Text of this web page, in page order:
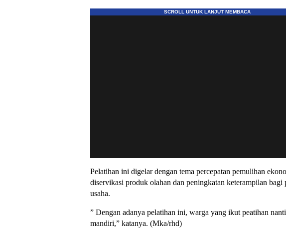
Pelatihan ini digelar dengan tema percepatan pemulihan
diservikasi produk olahan dan peningkatan keterampilan bagi
usaha.
” Dengan adanya pelatihan ini, warga yang ikut peatihan
mandiri,” katanya. (Mka/rhd)